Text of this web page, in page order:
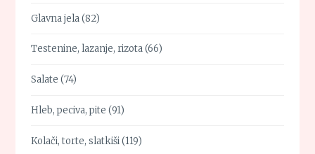
Glavna jela(82)
Testenine, lazanje, rizota(66)
Salate (74)
Hleb, peciva, pite (91)
Kolači, torte, slatkiši(119)